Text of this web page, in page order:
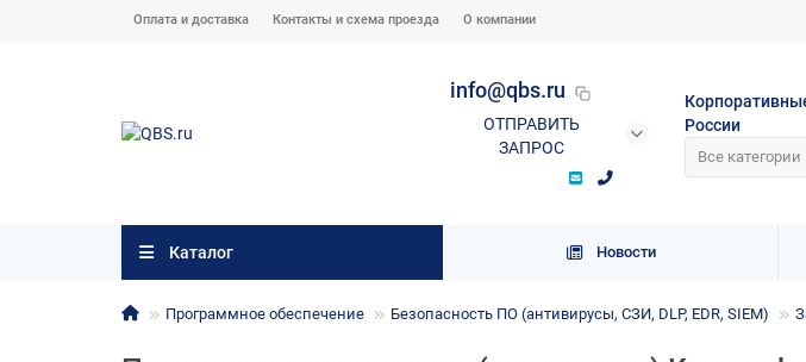
Оплата и доставка Контакты и схема проезда О компании
России
Все категории
info@qbs.ru
ОТПРАВИТЬ
ЗАПРОС
Каталог Новости
Программное обеспечение Безопасность ПО (антивирусы, СЗИ, DLP, EDR, SIEM)